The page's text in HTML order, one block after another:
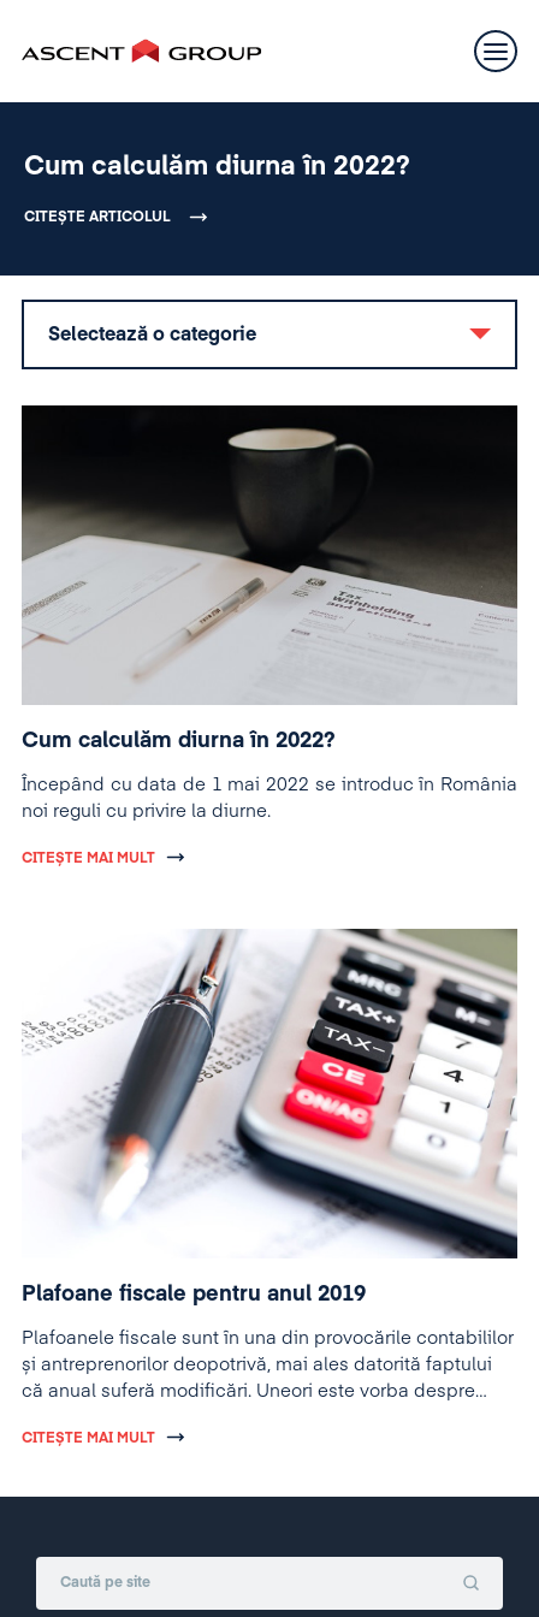
Cum calculăm diurna în 2022?
CITEȘTE ARTICOLUL
Selectează o categorie
Cum calculăm diurna în 2022?
Începând cu data de 1 mai 2022 se introduc în România
noi reguli cu privire la diurne.
CITEȘTE MAI MULT
Plafoane fiscale pentru anul 2019
Plafoanele fiscale sunt în una din provocările contabililor
și antreprenorilor deopotrivă, mai ales datorită faptului
că anual suferă modificări. Uneori este vorba despre
vorbim doar de modificări minore, în funcţie de cursul
CITEȘTE MAI MULT